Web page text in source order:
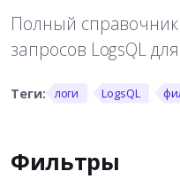
Полный
запросов LogsQL
логи LogsQL
Фильтры